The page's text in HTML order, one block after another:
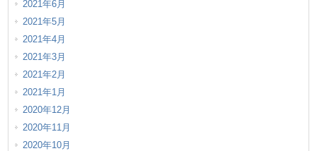
2021年6月
2021年5月
2021年4月
2021年3月
2021年2月
2021年1月
2020年12月
2020年11月
2020年10月